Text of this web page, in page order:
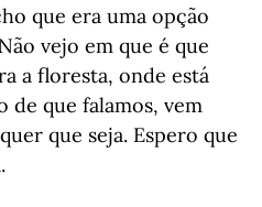
que era uma opção
vejo em que é que
a floresta, onde está
que falamos, vem
que seja. Espero que